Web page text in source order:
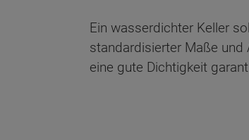
Ein wasserdichter Keller
standardisierter Maße
eine gute Dichtigkeit